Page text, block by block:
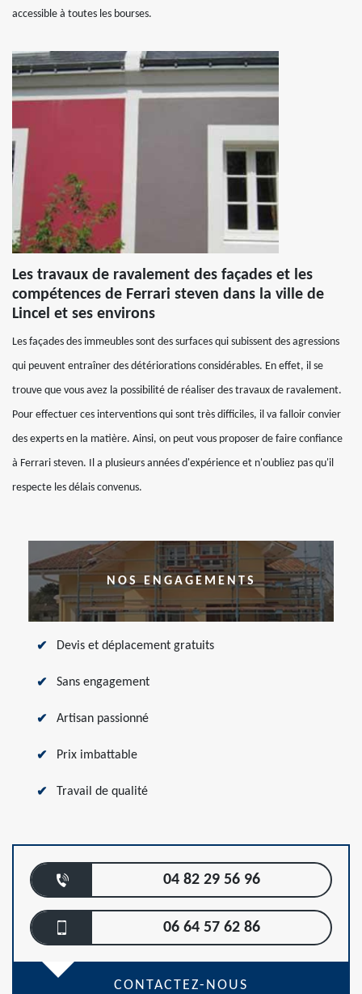
accessible à toutes les bourses.
Les travaux de ravalement des façades et les
compétences de Ferrari steven dans la ville de
Lincel et ses environs
Les façades des immeubles sont des surfaces qui subissent des agressions
qui peuvent entraîner des détériorations considérables. En effet, il se
trouve que vous avez la possibilité de réaliser des travaux de ravalement.
Pour effectuer ces interventions qui sont très difficiles, il va falloir convier
des experts en la matière. Ainsi, on peut vous proposer de faire confiance
à Ferrari steven. Il a plusieurs années d'expérience et n'oubliez pas qu'il
respecte les délais convenus.
NOS ENGAGEMENTS
Devis et déplacement gratuits
Sans engagement
Artisan passionné
Prix imbattable
Travail de qualité
04 82 29 56 96
06 64 57 62 86
CONTACTEZ-NOUS